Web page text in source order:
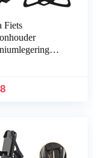
Fiets